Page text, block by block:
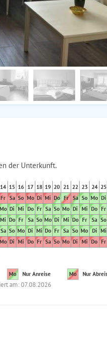
der Unterkunft.
14 15 16 17 18 19 20 21 22 23 24 25
Fr Sa So Mo Di Mi Do Fr Sa So Mo Di
Di Mi Do Fr Sa So Mo Di Mi Do Fr
Mi Do Fr Sa So Mo Di Mi Do Fr Sa So
Sa So Mo Di Mi Do Fr Sa So Mo Di Mi
Di Mi Do Fr Sa So Mo Di Mi Do Fr
Mo Nur Anreise Mo Nur
am: 07.08.2026